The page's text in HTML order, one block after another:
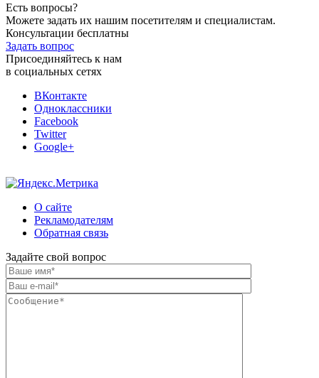
Есть вопросы?
Можете задать их нашим посетителям и специалистам.
Консультации бесплатны
Задать вопрос
Присоединяйтесь к нам
в социальных сетях
ВКонтакте
Одноклассники
Facebook
Twitter
Google+
О сайте
Рекламодателям
Обратная связь
Задайте свой вопрос